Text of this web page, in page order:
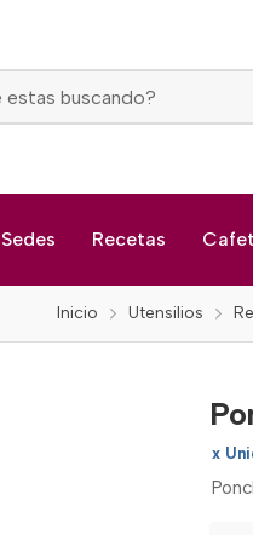
Sedes Recetas
Inicio Utensilios
x